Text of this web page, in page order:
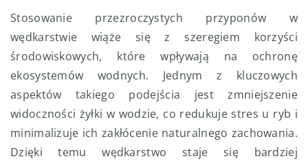
Stosowanie przezroczystych przyponów w
wędkarstwie wiąże się z szeregiem korzyści
środowiskowych, które wpływają na ochronę
ekosystemów wodnych. Jednym z kluczowych
aspektów takiego podejścia jest zmniejszenie
widoczności żyłki w wodzie, co redukuje stres u ryb i
minimalizuje ich zakłócenie naturalnego zachowania.
Dzięki temu wędkarstwo staje się bardziej